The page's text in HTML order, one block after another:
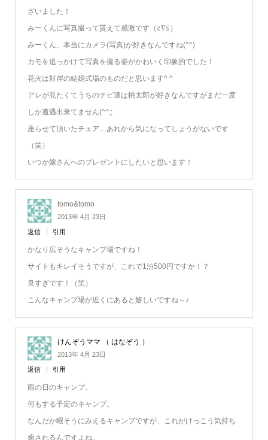
ざいました！
みーくんに写真撮って貰えて感激です（≧∇≦）
みーくん、本当にカメラ(写真)が好きなんですね(^^)
カモを追っかけて写真を撮る姿がかわいく印象的でした！
花火は対岸の結婚式場のものだと思います^ ^
アレが見たくてうちのチビ達は桃太郎が好きなんですがまだ一度
しか遭遇出来てません(^^;;
座らせて頂いたチェア…あれから気になってしょうがないです
（笑）
いつか嫁さんへのプレゼントにしたいと思います！
tomo&tomo
2013年 4月 23日
返信 引用
かなり広そうなキャンプ場ですね！
サイトもキレイそうですが、これで1泊500円ですか！？
良すぎです！（笑）
こんなキャンプ場が近くにあると嬉しいですね～♪
けんぞうママ （ はなぞう ）
2013年 4月 23日
返信 引用
雨の日のキャンプ。
何もする予定のキャンプ。
なんだか暇そうにみえるキャンプですが、これがけっこう気持ち
癒されるんですよね。